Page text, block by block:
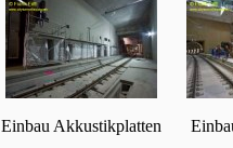
Einbau Akkustikplatten